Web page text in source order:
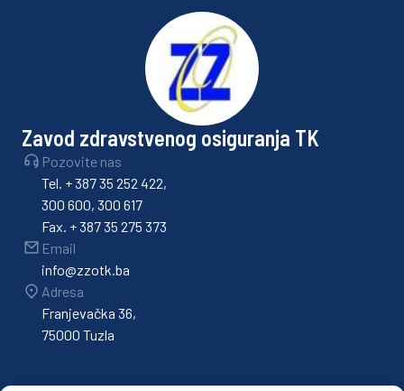
Zavod zdravstvenog osiguranja TK
Pozovite nas
Tel. + 387 35 252 422,
300 600, 300 617
Fax. + 387 35 275 373
Email
info@zzotk.ba
Adresa
Franjevačka 36,
75000 Tuzla